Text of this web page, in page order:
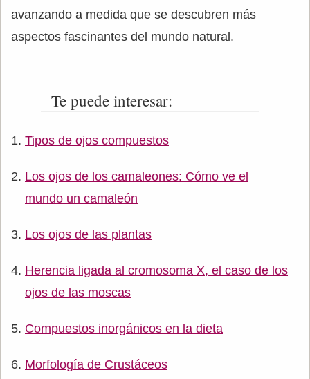
avanzando a medida que se descubren más
aspectos fascinantes del mundo natural.
Te puede interesar:
Tipos de ojos compuestos
Los ojos de los camaleones: Cómo ve el
mundo un camaleón
Los ojos de las plantas
Herencia ligada al cromosoma X, el caso de los
ojos de las moscas
Compuestos inorgánicos en la dieta
Morfología de Crustáceos